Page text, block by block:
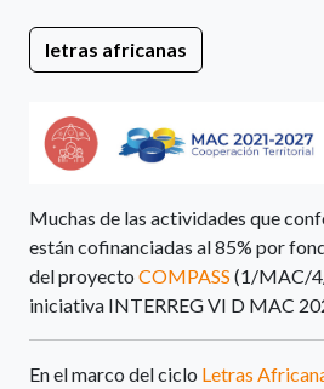
letras africanas
Muchas de las actividades que
están cofinanciadas al 85% por
del proyecto COMPASS (1/MAC/
iniciativa INTERREG VI D MAC
En el marco del ciclo Letras